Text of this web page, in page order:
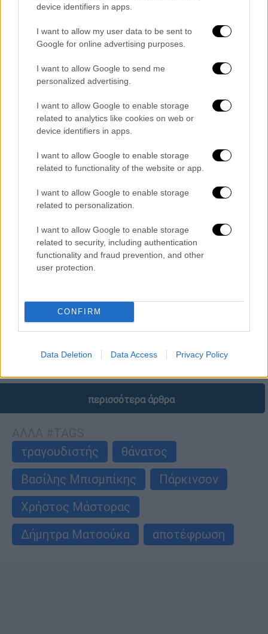
device identifiers in apps.
I want to allow my user data to be sent to
Google for online advertising purposes.
I want to allow Google to send me
personalized advertising.
I want to allow Google to enable storage
related to analytics like cookies on web or
device identifiers in apps.
I want to allow Google to enable storage
related to functionality of the website or app.
I want to allow Google to enable storage
related to personalization.
I want to allow Google to enable storage
related to security, including authentication
functionality and fraud prevention, and other
user protection.
CONFIRM
Data Deletion Data Access Privacy Policy
Lifestyle|03.11.2025 09:17
Βαρύ πένθος για τον Νότη Σφακιανάκη -
Ανήμερα των γενεθλίων του
Our Network|29.08.2025 11:44
Νότης Σφακιανάκης: Σπάνια δημόσια
εμφάνιση στη Βάρκιζα
Περπατούσε ανάμεσα στον κόσμο
περισσότερα άρθρα
τραγουδιστής
θάνατος
Βασίλης Μπισμπίκης
Πάρκινσον
Χρήστος Μάστορας
Δήμητρα Ματσούκα
αποτέφρωση